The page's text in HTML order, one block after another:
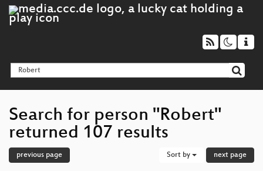
Search for person "Robert"
returned 107 results
previous page Sort by next page